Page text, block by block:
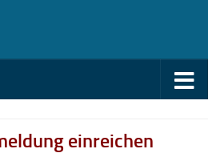
einreichen